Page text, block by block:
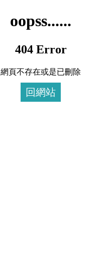
oopss......
404 Error
網頁不存在或是已刪除
回網站